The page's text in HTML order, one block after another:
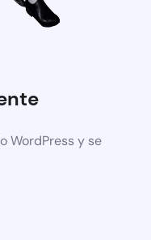
WordPress y se